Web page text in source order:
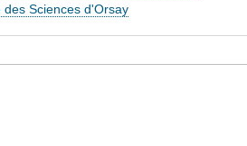
Sciences d'Orsay